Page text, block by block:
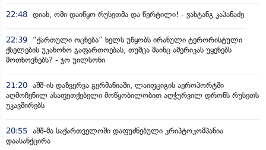
22:48 დიახ, ომი დაიწყო რუსეთმა და წერტილი! - ვახტანგ კაპანაძე
22:39
“ქართული ოცნება” ხელს უწყობს ირანული ტერორისტული
ქსელების უკანონო გაფართოებას, თუმცა მაინც ამერიკას უყენებს
მოთხოვნებს? - ჯო უილსონი
21:20 აშშ-ის დაზვერვა გერმანიაში, ლაიფციგის აეროპორტში
აღმოჩენილ ასაფეთქებელი მოწყობილობით აღჭურვილ დრონს რუსეთს
უკავშირებს
20:55 აშშ-მა საქართველოში დაფუძნებული კრიპტოკომპანია
დაასანქცირა